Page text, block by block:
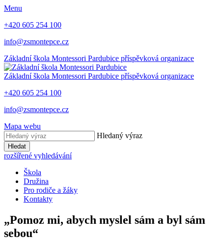
Menu
+420 605 254 100
info@zsmontepce.cz
Základní škola Montessori Pardubice příspěvková organizace
Základní škola Montessori Pardubice příspěvková organizace
+420 605 254 100
info@zsmontepce.cz
Mapa webu
Hledaný výraz
Hledat
rozšířené vyhledávání
Škola
Družina
Pro rodiče a žáky
Kontakty
„Pomoz mi, abych myslel sám a byl sám
sebou“